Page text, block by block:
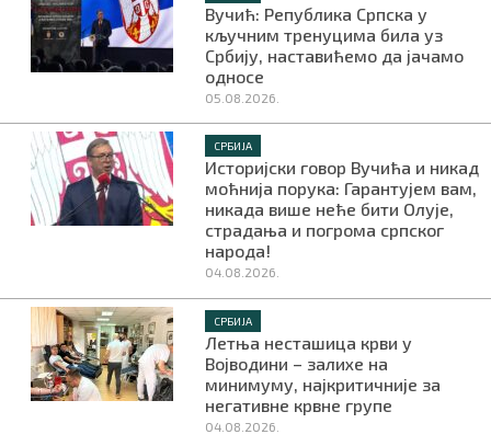
Вучић: Република Српска у
кључним тренуцима била уз
Србију, наставићемо да јачамо
односе
05.08.2026.
СРБИЈА
Историјски говор Вучића и никад
моћнија порука: Гарантујем вам,
никада више неће бити Олује,
страдања и погрома српског
народа!
04.08.2026.
СРБИЈА
Летња несташица крви у
Војводини – залихе на
минимуму, најкритичније за
негативне крвне групе
04.08.2026.